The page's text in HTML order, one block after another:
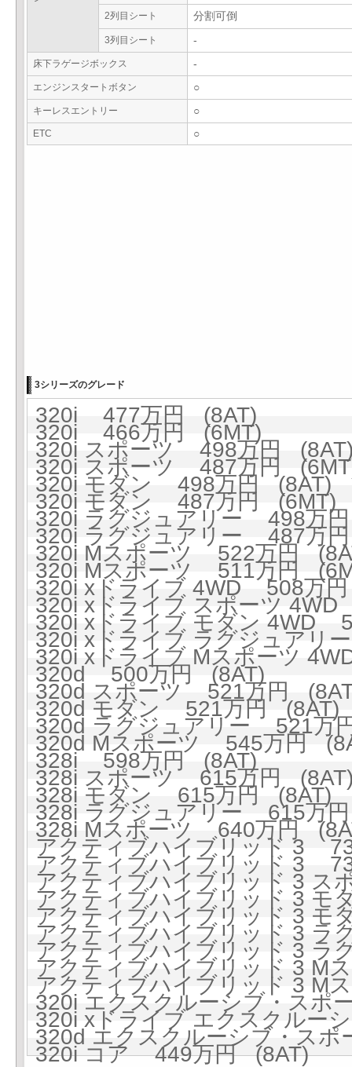
2列目シート
分割可倒
3列目シート -
床下ラゲージボックス -
エンジンスタートボタン ○
キーレスエントリー ○
ETC ○
3シリーズのグレード
320i 477万円 (8AT)
320i 466万円 (6MT)
320i スポーツ 498万円
320i スポーツ 487万円
320i モダン 498万円 (8AT)
320i モダン 487万円 (6MT)
320i ラグジュアリー 498万
320i ラグジュアリー 487万
320i Mスポーツ 522万円
320i Mスポーツ 511万円
320i xドライブ 4WD 508万
320i xドライブ スポーツ
320i xドライブ モダン 4WD
320i xドライブ ラグジュア
320i xドライブ Mスポーツ
320d 500万円 (8AT)
320d スポーツ 521万円
320d モダン 521万円 (8AT)
320d ラグジュアリー 521万
320d Mスポーツ 545万円
328i 598万円 (8AT)
328i スポーツ 615万円
328i モダン 615万円 (8AT)
328i ラグジュアリー 615万
328i Mスポーツ 640万円
アクティブハイブリッド 3
アクティブハイブリッド 3
アクティブハイブリッド 3
アクティブハイブリッド 3
アクティブハイブリッド 3
アクティブハイブリッド 3
アクティブハイブリッド 3
アクティブハイブリッド 3
アクティブハイブリッド 3
320i エクスクルーシブ・ス
320i xドライブ エクスクルー
320d エクスクルーシブ・ス
320i コア 449万円 (8AT)